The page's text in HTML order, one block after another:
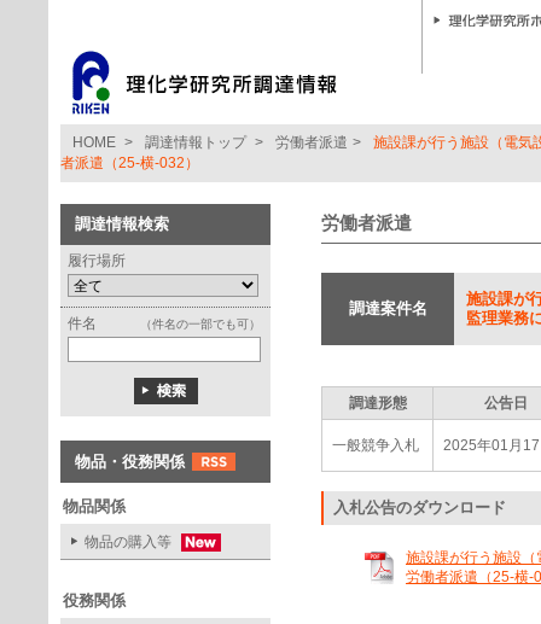
HOME > 調達情報トップ > 労働者派遣 >
施設課が行う施設（電気
者派遣（25-横-032）
調達情報検索
履行場所
件名 （件名の一部でも可）
物品・役務関係
物品関係
物品の購入等
役務関係
労働者派遣
調達案件名
施設課が
監理業務
調達形態 公告日
一般競争入札 2025年01月
入札公告のダウンロード
施設課が行う施設
労働者派遣（25-横-